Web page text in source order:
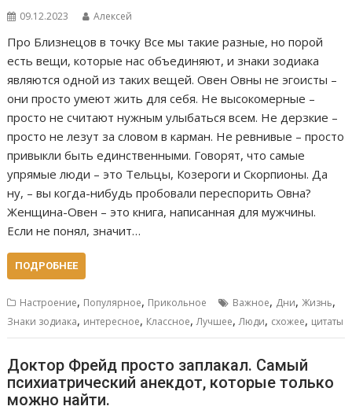
09.12.2023 Алексей
Про Близнецов в точку Все мы такие разные, но порой
есть вещи, которые нас объединяют, и знаки зодиака
являются одной из таких вещей. Овен Овны не эгоисты –
они просто умеют жить для себя. Не высокомерные –
просто не считают нужным улыбаться всем. Не дерзкие –
просто не лезут за словом в карман. Не ревнивые – просто
привыкли быть единственными. Говорят, что самые
упрямые люди – это Тельцы, Козероги и Скорпионы. Да
ну, – вы когда-нибудь пробовали переспорить Овна?
Женщина-Овен – это книга, написанная для мужчины.
Если не понял, значит…
ПОДРОБНЕЕ
Настроение, Популярное, Прикольное Важное, Дни,Жизнь,
Знаки зодиака, интересное, Классное,Лучшее,Люди, схожее, цитаты
Доктор Фрейд просто заплакал. Самый
психиатрический анекдот, которые только
можно найти.